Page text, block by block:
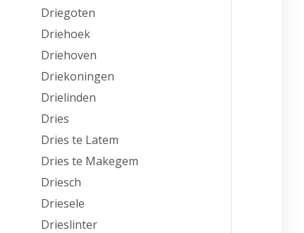
Driegoten
Driehoek
Driehoven
Driekoningen
Drielinden
Dries
Dries te Latem
Dries te Makegem
Driesch
Driesele
Drieslinter